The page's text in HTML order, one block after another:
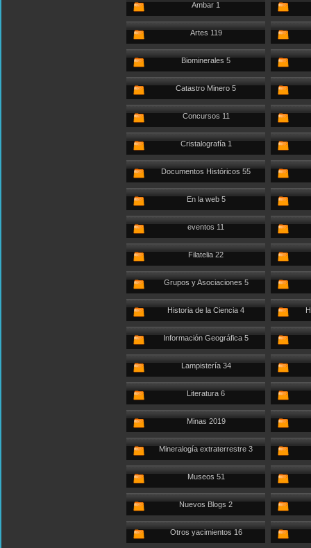
Ambar 1
Artes 119
Biominerales 5
Catastro Minero 5
Concursos 11
Cristalografía 1
Documentos Históricos 55
En la web 5
eventos 11
Filatelia 22
Grupos y Asociaciones 5
Historia de la Ciencia 4
Información Geográfica 5
Lampistería 34
Literatura 6
Minas 2019
Mineralogía extraterrestre 3
Museos 51
Nuevos Blogs 2
Otros yacimientos 16